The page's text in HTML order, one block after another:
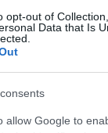
opt-out of
Data that Is
allow Google to
tilalom
BE GULYÁS GERGELY.
bloggerével, aki